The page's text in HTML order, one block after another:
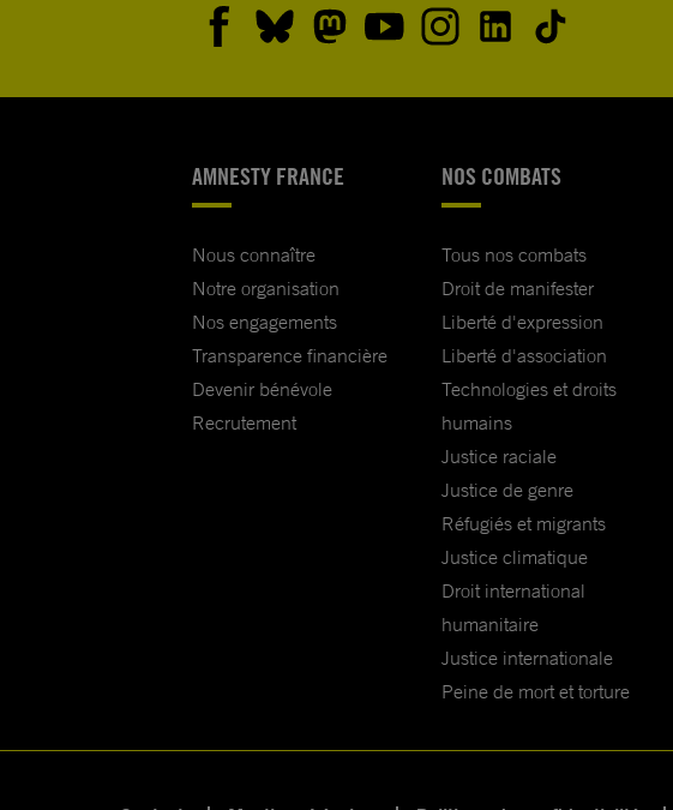
AMNESTY FRANCE
Nous connaître
Notre organisation
Nos engagements
Transparence financière
Devenir bénévole
Recrutement
NOS COMBATS
Tous nos combats
Droit de manifester
Liberté d'expression
Liberté d'association
Technologies et droits
humains
Justice raciale
Justice de genre
Réfugiés et migrants
Justice climatique
Droit international
humanitaire
Justice internationale
Peine de mort et torture